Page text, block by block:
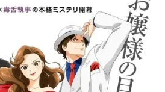
泉美術設定：矢内京子 高山雅子
藤瀬智康美術監督：小倉宏昌色彩設
計：大野春恵3DCGディレクター：新
垣隼撮影監督：井上洋志特効ディレ
クター：谷口久美子編集：塚常真理
子音響監督：清水洋史音楽：はまた
けしアニメーション制作：マッドハ